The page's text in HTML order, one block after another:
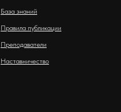
База знаний
Правила публикации
Преподаватели
Наставничество